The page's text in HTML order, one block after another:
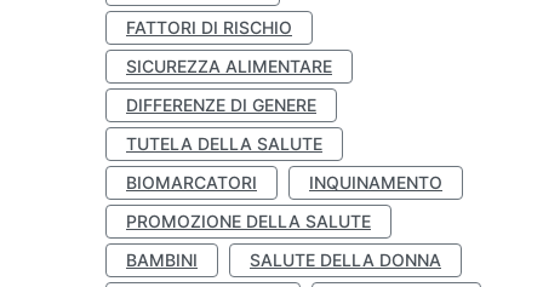
FATTORI DI RISCHIO
SICUREZZA ALIMENTARE
DIFFERENZE DI GENERE
TUTELA DELLA SALUTE
BIOMARCATORI
INQUINAMENTO
PROMOZIONE DELLA SALUTE
BAMBINI
SALUTE DELLA DONNA